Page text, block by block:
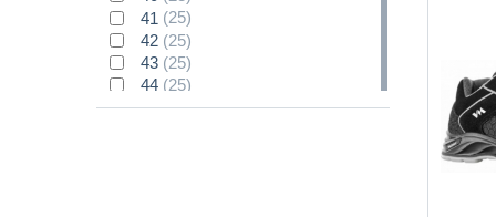
41 (25)
42 (25)
43 (25)
44 (25)
45 (25)